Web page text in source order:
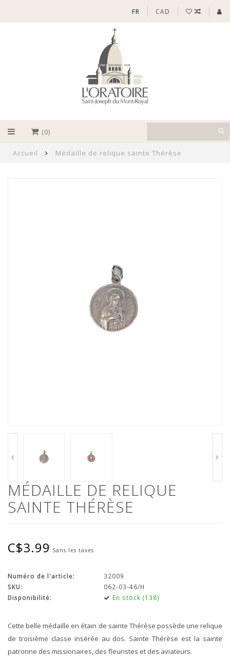
FR CAD
(0)
Accueil Médaille de relique sainte Thérèse
MÉDAILLE DE RELIQUE
SAINTE THÉRÈSE
C$3.99 Sans les taxes
Numéro de l'article:
32009
SKU:
062-03-46/H
Disponibilité:
En stock (138)
Cette belle médaille en étain de sainte Thérèse possède une relique
de troisième classe insérée au dos. Sainte Thérèse est la sainte
patronne des missionaires, des fleuristes et des aviateurs.